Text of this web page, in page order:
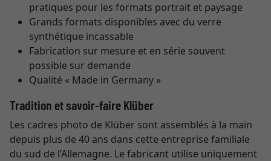
pratiques pour les formats portrait et paysage
Grands formats disponibles avec du verre
synthétique incassable
Fabrication sur mesure et en série souvent
possible sur demande
Qualité « Made in Germany »
Tradition et savoir-faire Klüber
Les cadres photo de Klüber sont assemblés à la main
depuis plus de 40 ans dans cette entreprise familiale
du sud de l’Allemagne. Le fabricant utilise uniquement